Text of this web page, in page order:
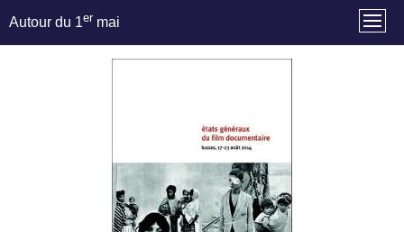
Autour du 1er mai